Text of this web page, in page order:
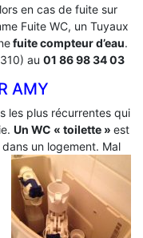
en cas de fuite sur
Fuite WC, un Tuyaux
fuite compteur d’eau.
au 01 86 98 34 03
AMY
les plus récurrentes qui
Un WC « toilette » est
un logement. Mal